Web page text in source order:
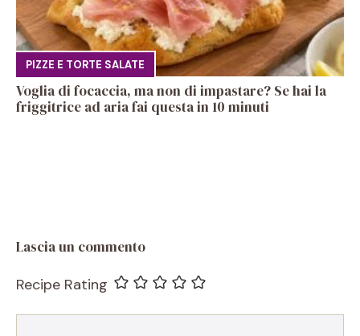
PIZZE E TORTE SALATE
Voglia di focaccia, ma non di impastare? Se hai la
friggitrice ad aria fai questa in 10 minuti
Lascia un commento
Recipe Rating